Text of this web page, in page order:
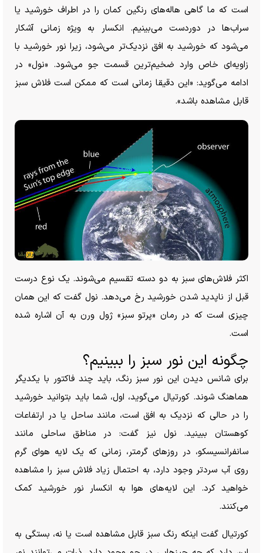
است که ما گاهی هاله‌های رنگین کمان را در اطراف خورشید یا
سراب‌ها در دوردست می‌بینیم. انکسار به ویژه زمانی آشکار
می‌شود که خورشید به افق نزدیک‌تر می‌شود، زیرا نور خورشید با
زاویه‌ای خاص وارد ضخیم‌ترین قسمت جو می‌شود. «نول» در
ادامه می‌گوید: «این دقیقا زمانی است که ممکن است فلاش سبز
قابل مشاهده باشد».
اکثر فلاش‌های سبز به دو دسته تقسیم می‌شوند. یک نوع درست
قبل از ناپدید شدن خورشید رخ می‌دهد. نول گفت که این همان
چیزی است که در رمان «پرتو سبز» ژول ورن به آن اشاره شده
است.
چگونه این نور سبز را ببینیم؟
برای شانس دیدن این نور سبز رنگ، باید چند فاکتور با یکدیگر
هماهنگ شوند. کورتیال می‌گوید، اول، شما باید بتوانید خورشید
را در حالی که نزدیک به افق است، مانند ساحل یا در ارتفاعات
کوهستان ببینید. نول نیز گفت: در مناطق ساحلی مانند
سانفرانسیسکو، در روز‌های گرمتر، زمانی که یک لایه هوای گرم
روی آب سردتر وجود دارد، به احتمال زیاد فلاش سبز را مشاهده
خواهید کرد. این لایه‌های هوا به انکسار نور خورشید کمک
می‌کنند.
کورتیال گفت اینکه رنگ سبز قابل مشاهده است یا نه، بستگی به